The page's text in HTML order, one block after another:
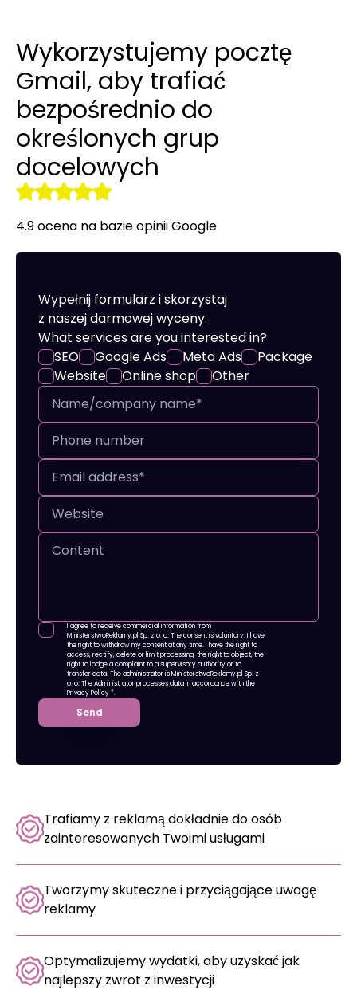
Optymalizacja SEO
Remarketing
Creating online stores
tools
Wykorzystujemy pocztę
Gmail, aby trafiać
bezpośrednio do
określonych grup
docelowych
4.9 ocena na bazie opinii Google
Wypełnij formularz i skorzystaj
z naszej darmowej wyceny.
What services are you interested in?
SEO
Google Ads Meta Ads
Package
Website
Online shop Other
I agree to receive commercial information from
MinisterstwoReklamy.pl Sp. z o. o. The consent is voluntary. I have
the right to withdraw my consent at any time. I have the right to
access, rectify, delete or limit processing, the right to object, the
right to lodge a complaint to a supervisory authority or to
transfer data. The administrator is MinisterstwoReklamy.pl Sp. z
o. o. The Administrator processes data in accordance withthe
Privacy Policy*.
Send
Trafiamy z reklamą dokładnie do osób
zainteresowanych Twoimi usługami
Tworzymy skuteczne i przyciągające uwagę
reklamy
Optymalizujemy wydatki, aby uzyskać jak
najlepszy zwrot z inwestycji